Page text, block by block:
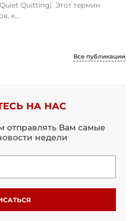
Quitting). Этот термин
к...
Все публикации
НА НАС
отправлять Вам самые
недели